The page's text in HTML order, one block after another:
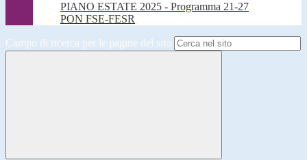
PIANO ESTATE 2025 - Programma 21-27
PON FSE-FESR
Campo di ricerca per le pagine del sito